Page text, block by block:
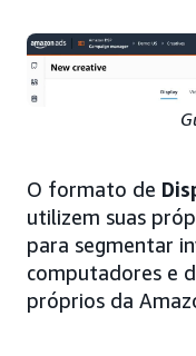
O formato de
utilizem suas
para segmentar
computadores e
próprios da